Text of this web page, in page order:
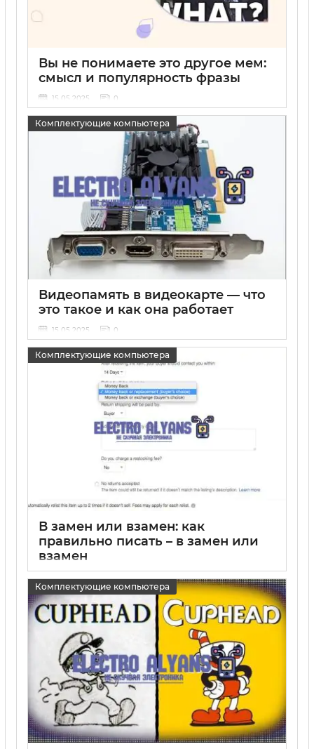
Вы не понимаете это другое мем:
смысл и популярность фразы
15 05 2025 0
Комплектующие компьютера
Видеопамять в видеокарте — что
это такое и как она работает
15 05 2025 0
Комплектующие компьютера
В замен или взамен: как
правильно писать – в замен или
взамен
15 05 2025 0
Комплектующие компьютера